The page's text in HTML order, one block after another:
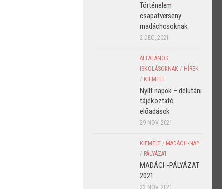
Történelem
csapatverseny
madáchosoknak
2 DEC, 2021
ÁLTALÁNOS
ISKOLÁSOKNAK / HÍREK
/ KIEMELT
Nyílt napok – délutáni
tájékoztató
előadások
29 NOV, 2021
KIEMELT / MADÁCH-NAP
/ PÁLYÁZAT
MADÁCH-PÁLYÁZAT
2021
23 NOV, 2021